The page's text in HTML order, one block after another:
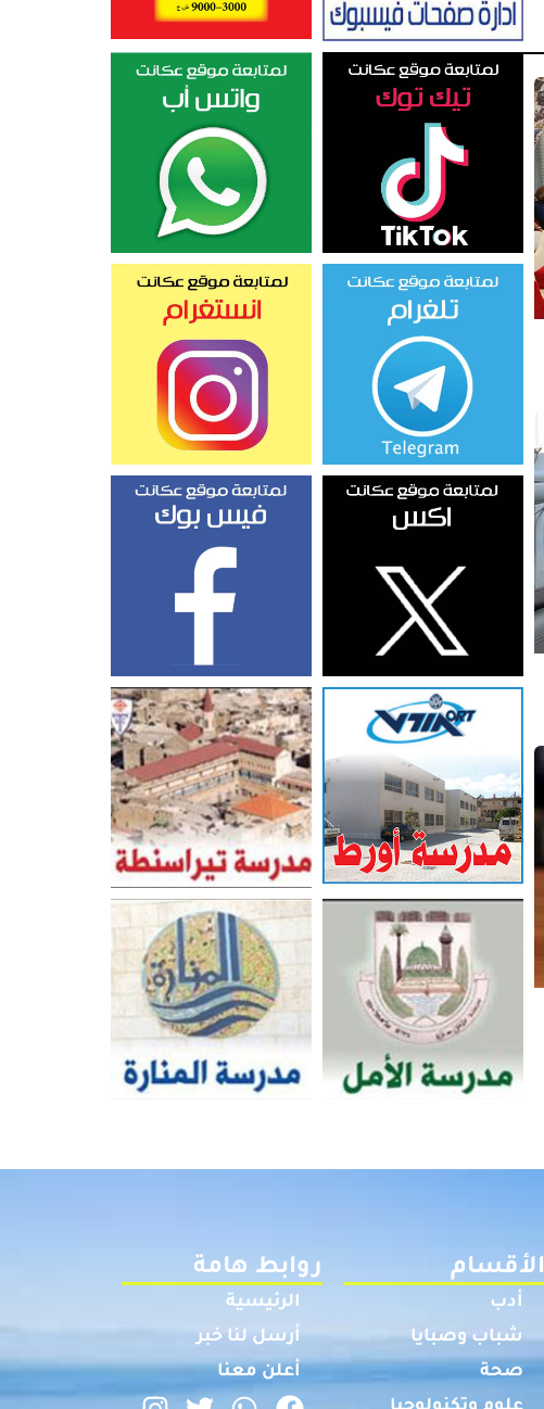
الأقسام
أدب
شباب وصبايا
صحة
روابط هامة
الرئيسية
أرسل لنا خبر
أعلن معنا